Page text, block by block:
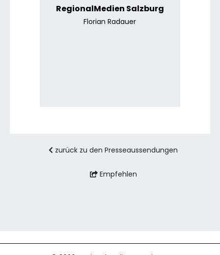
Florian Radauer
RegionalMedien Salzburg
Florian Radauer
zurück zu den Presseaussendungen
Empfehlen